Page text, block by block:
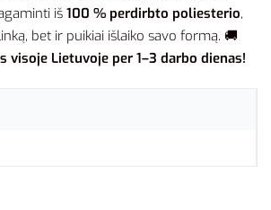
iš 100 % perdirbto poliesterio,
bet ir puikiai išlaiko savo formą. 🚚
visoje Lietuvoje per 1–3 darbo dienas!